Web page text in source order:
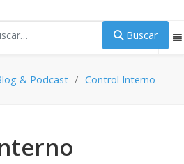
Buscar
& Podcast Control Interno